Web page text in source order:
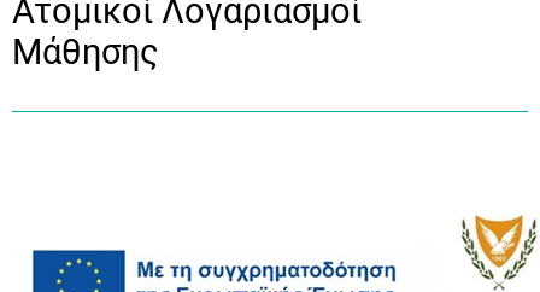
Ατομικοί Λογαριασμοί
Μάθησης